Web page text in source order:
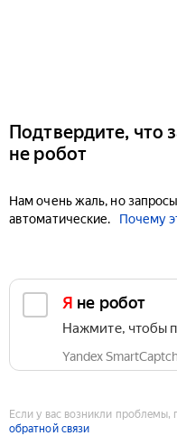
Подтвердите, что
не робот
Нам очень жаль, но
автоматические.
Почему
Я не робот
Нажмите, чтобы
Yandex
Если у вас возникли проблемы,
обратной связи